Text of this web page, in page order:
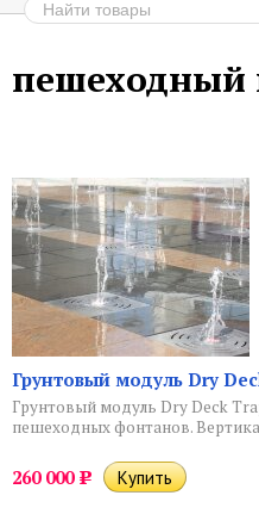
пешеходный
Грунтовый модуль Dry
Грунтовый модуль Dry Deck
пешеходных фонтанов.
260 000 Р